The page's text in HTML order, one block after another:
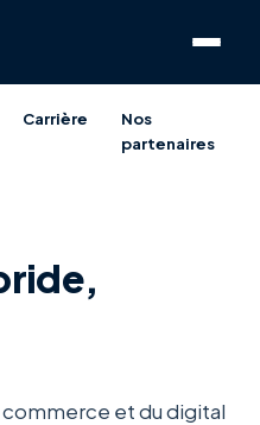
Carrière
Nos
partenaires
commerce et du digital